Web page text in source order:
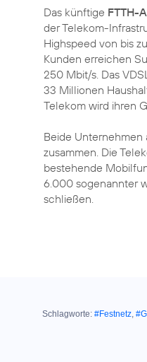
Das künftige FTTH-
der Telekom-
Highspeed von bis
Kunden erreichen
250 Mbit/s. Das
33 Millionen
Telekom wird ihren
Beide
zusammen. Die
bestehende
6.000 sogenannter
Schlagworte: #Festnetz,